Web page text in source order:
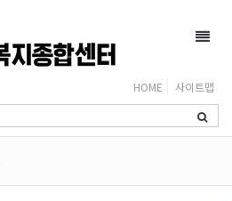
HOME 사이트맵